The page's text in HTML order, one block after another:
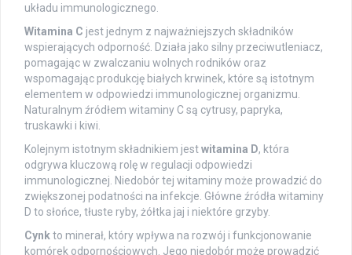
układu immunologicznego.
Witamina C jest jednym z najważniejszych składników
wspierających odporność. Działa jako silny przeciwutleniacz,
pomagając w zwalczaniu wolnych rodników oraz
wspomagając produkcję białych krwinek, które są istotnym
elementem w odpowiedzi immunologicznej organizmu.
Naturalnym źródłem witaminy C są cytrusy, papryka,
truskawki i kiwi.
Kolejnym istotnym składnikiem jestwitamina D, która
odgrywa kluczową rolę w regulacji odpowiedzi
immunologicznej. Niedobór tej witaminy może prowadzić do
zwiększonej podatności na infekcje. Główne źródła witaminy
D to słońce, tłuste ryby, żółtka jaj i niektóre grzyby.
Cynkto minerał, który wpływa na rozwój i funkcjonowanie
komórek odpornościowych. Jego niedobór może prowadzić